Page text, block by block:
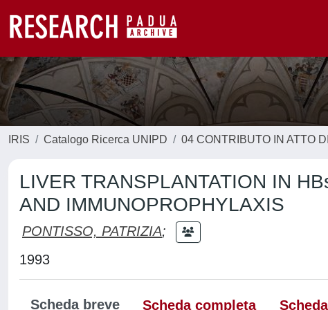
IRIS Catalogo Ricerca UNIPD 04 CONTRIBUTO IN ATTO
LIVER TRANSPLANTATION IN
AND IMMUNOPROPHYLAXIS
PONTISSO, PATRIZIA;
1993
Scheda breve Scheda completa